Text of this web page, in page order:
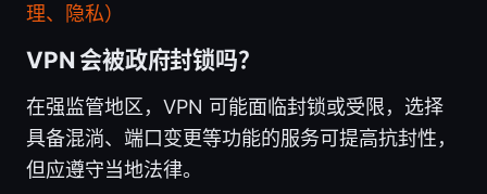
理、隐私）
VPN 会被政府封锁吗？
在强监管地区，VPN 可能面临封锁或受限，选择
具备混淌、端口变更等功能的服务可提高抗封性，
但应遵守当地法律。